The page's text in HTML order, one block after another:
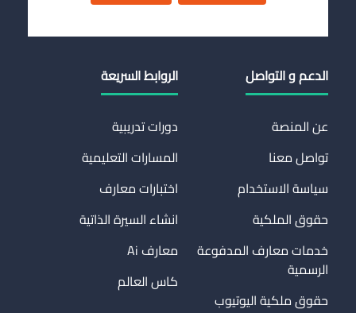
الدعم و التواصل
عن المنصة
تواصل معنا
سياسة الاستخدام
حقوق الملكية
خدمات معارف المدفوعة
الرسمية
حقوق ملكية اليوتيوب
الروابط السريعة
دورات تدريبية
المسارات التعليمية
اختبارات معارف
انشاء السيرة الذاتية
معارف Ai
كاس العالم